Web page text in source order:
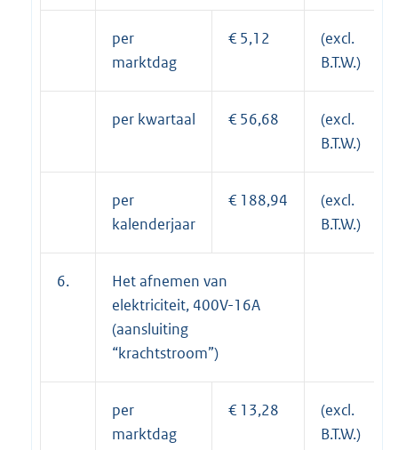
per
marktdag
€ 5,12
(excl.
B.T.W.)
per kwartaal € 56,68
(excl.
B.T.W.)
per
kalenderjaar
€ 188,94
(excl.
B.T.W.)
6.
Het afnemen van
elektriciteit, 400V-16A
(aansluiting
“krachtstroom”)
per
marktdag
€ 13,28
(excl.
B.T.W.)